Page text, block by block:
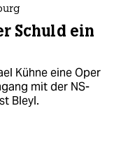
Schuld ein
Kühne eine Oper
mit der NS-
Bleyl.